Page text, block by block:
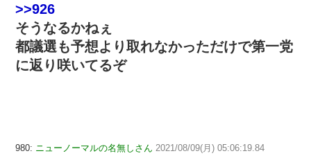
>>926
そうなるかねぇ
都議選も予想より取れなかっただけで第一党
に返り咲いてるぞ
980: ニューノーマルの名無しさん 2021/08/09(月) 05:06:19.84